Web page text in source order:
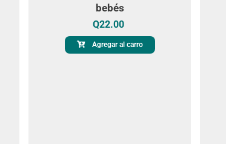
bebés
Q22.00
Agregar al carro